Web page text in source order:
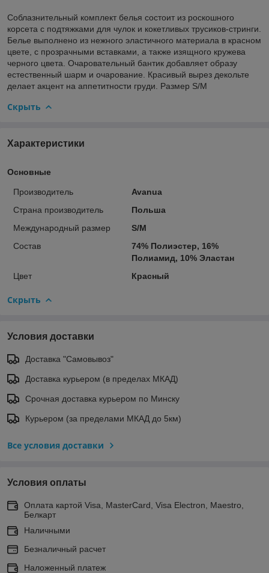
Соблазнительный комплект белья состоит из роскошного
корсета с подтяжками для чулок и кокетливых трусиков-стринги.
Белье выполнено из нежного эластичного материала в красном
цвете, с прозрачными вставками, а также изящного кружева
черного цвета. Очаровательный бантик добавляет образу
естественный шарм и очарование. Красивый вырез декольте
делает акцент на аппетитности груди. Размер S/M
Скрыть
Характеристики
Основные
Производитель
Avanua
Страна производитель
Польша
Международный размер
S/M
Состав
74% Полиэстер, 16%
Полиамид, 10% Эластан
Цвет
Красный
Скрыть
Условия доставки
Доставка "Самовывоз"
Доставка курьером (в пределах МКАД)
Срочная доставка курьером по Минску
Курьером (за пределами МКАД до 5км)
Все условия доставки
Условия оплаты
Оплата картой Visa, MasterCard, Visa Electron, Maestro,
Белкарт
Наличными
Безналичный расчет
Наложенный платеж